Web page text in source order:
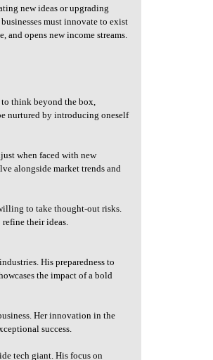
new ideas or upgrading
must innovate to exist
and opens new income streams.
think beyond the box,
nurtured by introducing oneself
when faced with new
alongside market trends and
to take thought-out risks.
their ideas.
His preparedness to
the impact of a bold
Her innovation in the
success.
tech giant. His focus on